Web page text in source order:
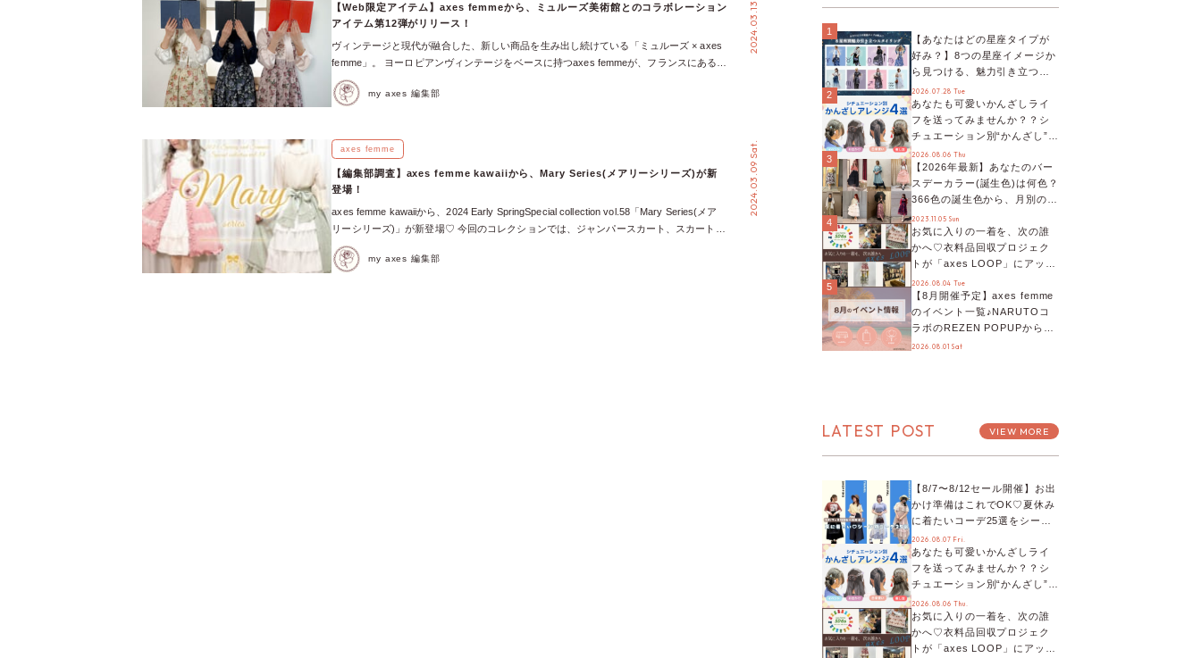
【Web限定アイテム】axes femmeから、ミュルーズ美術館とのコラボレーション
アイテム第12弾がリリース！
ヴィンテージと現代が融合した、新しい商品を生み出し続けている「ミュルーズ × axes
femme」。 ヨーロピアンヴィンテージをベースに持つaxes femmeが、フランスにあるミ
ュルーズ染織美術館の所蔵品を使用し、「ミュルーズモダン」として現代版にアップデ
ートしてリリース！ 今回は、「ミュルーズ美術館 所蔵テキスタイルシリーズ Collection
織美術館の所蔵品を使用し「ミュルーズモダン」として現代版にアップデート。ヴィン
ス】花刺繍リボンサテンブラウス 【 ジャンスカ 】花総柄ビスチェラインジャンスカ 人
気スタッフのミュルーズコラボアイテム着用コーデ 今回のミュルーズコラボアイテム
は、Web catalogも公開されているので、ぜひご覧ください♡ また、ミュルーズコラボは
今回で第12弾となり、今までたくさんのお洋服がリリースされてきました。コラボアー
カイブをまとめた特設ページもあるので、ぜひチェックしてみて♪ Web限定アイテムは
他にもある？ axes femmeからは、誕生日モチーフゴムベルトなど、たくさんのWeb限定
my axes 編集部
axes femme
【編集部調査】axes femme kawaiiから、Mary Series(メアリーシリーズ)が新
登場！
axes femme kawaiiから、2024 Early SpringSpecial collection vol.58「Mary Series(メア
リーシリーズ)」が新登場♡ 今回のコレクションでは、ジャンパースカート、スカート、
ブラウス、ドレスなど、計６アイテムがリリースされます♪ 3/9（土）11：00からラフォ
ーレ原宿店先行販売開始、 3/9（土）20：00 からWEB一般先行販売開始、3/15 （金）
my axes 編集部
2024.03.09 Sat.
1
【あなたはどの星座タイプが
好み？】8つの星座イメージか
ら見つける、魅力引き立つス
タイリング♡
2026.07.28 Tue
2
あなたも可愛いかんざしライ
フを送ってみませんか？？シ
チュエーション別“かんざし”の
オススメ【ショップスタッフ
編集部】
2026.08.06 Thu
3
【2026年最新】あなたのバー
スデーカラー(誕生色)は何色？
366色の誕生色から、月別の誕
生色、バースデーカラーコー
デまでご紹介♡
2023.11.05 Sun
4
お気に入りの一着を、次の誰
かへ♡衣料品回収プロジェク
トが「axes LOOP」にアップ
デート！活用するとポイント
が手に入る◎
2026.08.04 Tue
5
【8月開催予定】axes femme
のイベント一覧♪NARUTOコ
ラボのREZEN POPUPから、
プチYour Stage.、ティーパー
2026.08.01 Sat
LATEST POST VIEW MORE
【8/7〜8/12セール開催】お出
かけ準備はこれでOK♡夏休み
に着たいコーデ25選をシーン
別に徹底解説！
2026.08.07 Fri.
あなたも可愛いかんざしライ
フを送ってみませんか？？シ
チュエーション別“かんざし”の
オススメ【ショップスタッフ
編集部】
2026.08.06 Thu.
お気に入りの一着を、次の誰
かへ♡衣料品回収プロジェク
トが「axes LOOP」にアップ